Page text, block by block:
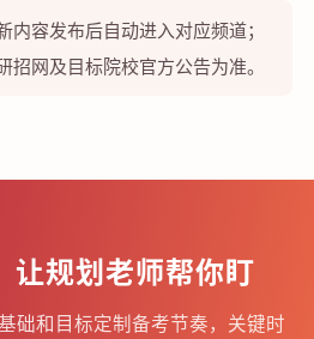
容发布后自动进入对应频道；
网及目标院校官方公告为准。
让规划老师帮你盯
础和目标定制备考节奏，关键时